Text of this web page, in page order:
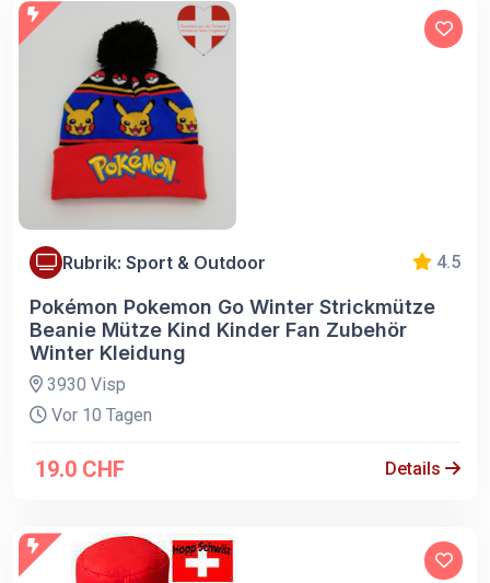
Rubrik: Sport & Outdoor 4.5
Pokémon Pokemon Go Winter Strickmütze
Beanie Mütze Kind Kinder Fan Zubehör
Winter Kleidung
3930 Visp
Vor 10 Tagen
19.0 CHF Details